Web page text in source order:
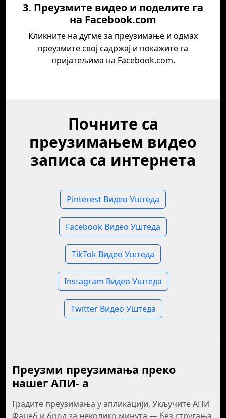
3. Преузмите видео и поделите га
на Facebook.com
Кликните на дугме за преузимање и одмах
преузмите свој садржај и покажите га
пријатељима на Facebook.com.
Почните са
преузимањем видео
записа са интернета
Pinterest Видео Уштеда
Facebook Видео Уштеда
TikTok Видео Уштеда
Instagram Видео Уштеда
Twitter Видео Уштеда
Преузми преузимања преко
нашег АПИ‐ а
Градите преузимања у апликацији. Укључите АПИ